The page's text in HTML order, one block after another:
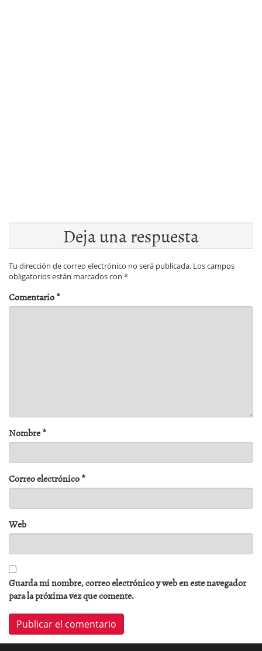
Deja una respuesta
Tu dirección de correo electrónico no será publicada. Los campos
obligatorios están marcados con *
Comentario*
Nombre*
Correo electrónico*
Web
Guarda mi nombre, correo electrónico y web en este navegador
para la próxima vez que comente.